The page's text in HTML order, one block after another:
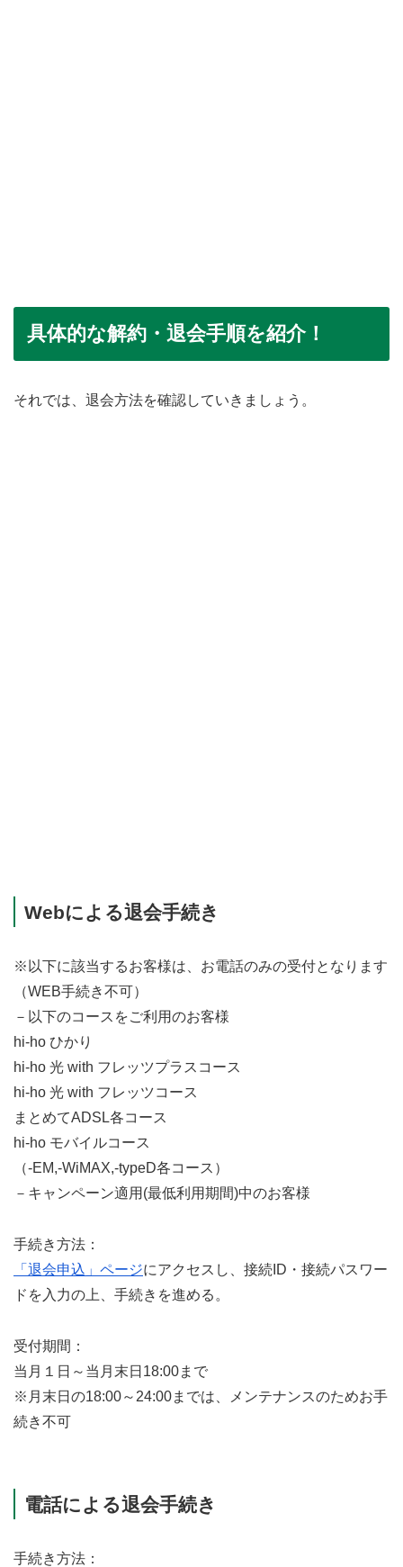
具体的な解約・退会手順を紹介！
それでは、退会方法を確認していきましょう。
Webによる退会手続き
※以下に該当するお客様は、お電話のみの受付となります
（WEB手続き不可）
－以下のコースをご利用のお客様
hi-ho ひかり
hi-ho 光 with フレッツプラスコース
hi-ho 光 with フレッツコース
まとめてADSL各コース
hi-ho モバイルコース
（-EM,-WiMAX,-typeD各コース）
－キャンペーン適用(最低利用期間)中のお客様
手続き方法：
「退会申込」ページにアクセスし、接続ID・接続パスワー
ドを入力の上、手続きを進める。
受付期間：
当月１日～当月末日18:00まで
※月末日の18:00～24:00までは、メンテナンスのためお手
続き不可
電話による退会手続き
手続き方法：